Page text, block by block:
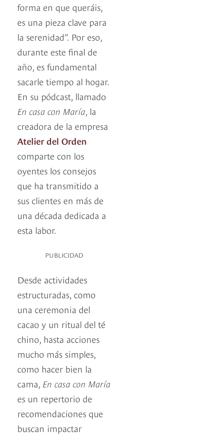
forma en que queráis,
es una pieza clave para
la serenidad”. Por eso,
durante este final de
año, es fundamental
sacarle tiempo al hogar.
En su pódcast, llamado
En casa con María, la
creadora de la empresa
Atelier del Orden
comparte con los
oyentes los consejos
que ha transmitido a
sus clientes en más de
una década dedicada a
esta labor.
PUBLICIDAD
Desde actividades
estructuradas, como
una ceremonia del
cacao y un ritual del té
chino, hasta acciones
mucho más simples,
como hacer bien la
cama, En casa con María
es un repertorio de
recomendaciones que
buscan impactar